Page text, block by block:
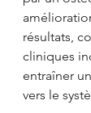
résultats,
cliniques
entraîner
vers le